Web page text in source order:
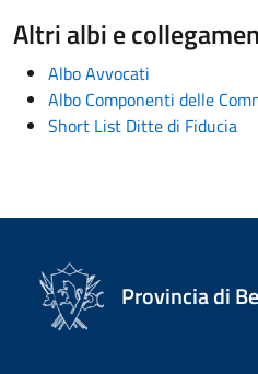
Altri albi e
Albo Avvocati
Albo Componenti delle
Short List Ditte di Fiducia
Provincia di